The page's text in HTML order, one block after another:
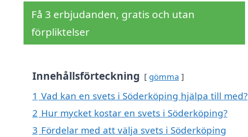
Få 3 erbjudanden, gratis och utan
förpliktelser
Innehållsförteckning gömma
1 Vad kan en svets i Söderköping hjälpa till med?
2 Hur mycket kostar en svets i Söderköping?
3 Fördelar med att välja svets i Söderköping